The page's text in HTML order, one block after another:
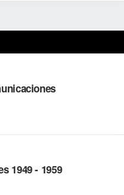
1949 - 1959